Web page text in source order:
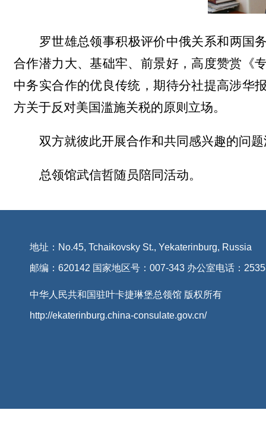
罗世雄总领事积极评价中俄关系和两国
合作潜力大、基础牢、前景好，高度赞赏《
中务实合作的优良传统，期待分社提高涉华
方关于反对美国滥施关税的原则立场。
双方就彼此开展合作和共同感兴趣的问
总领馆武信哲随员陪同活动。
地址：No.45, Tchaikovsky St., Yekaterinburg, Russia
邮编：620142 国家地区号：007-343 办公室电话：
中华人民共和国驻叶卡捷琳堡总领馆 版权所有
http://ekaterinburg.china-consulate.gov.cn/